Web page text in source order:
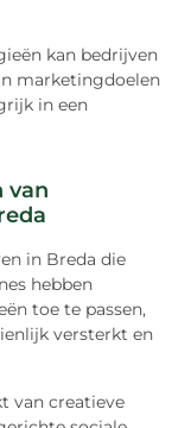
kan bedrijven
marketingdoelen
in een
van
in Breda die
hebben
toe te passen,
versterkt en
van creatieve